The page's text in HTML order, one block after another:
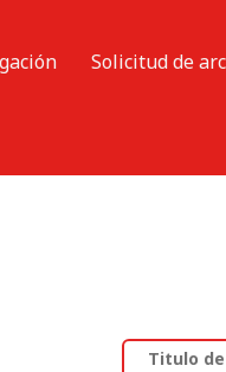
Solicitud de
Titulo